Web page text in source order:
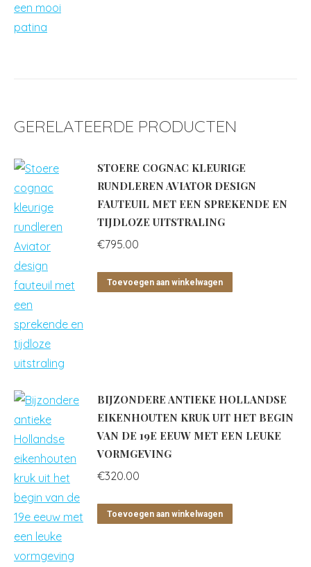
GERELATEERDE PRODUCTEN
STOERE COGNAC KLEURIGE
RUNDLEREN AVIATOR DESIGN
FAUTEUIL MET EEN SPREKENDE EN
TIJDLOZE UITSTRALING
€795.00
Toevoegen aan winkelwagen
BIJZONDERE ANTIEKE HOLLANDSE
EIKENHOUTEN KRUK UIT HET BEGIN
VAN DE 19E EEUW MET EEN LEUKE
VORMGEVING
€320.00
Toevoegen aan winkelwagen